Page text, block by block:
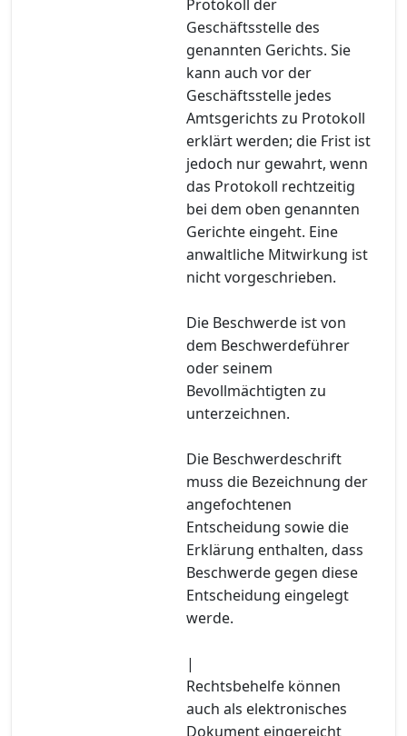
Protokoll der
Geschäftsstelle des
genannten Gerichts. Sie
kann auch vor der
Geschäftsstelle jedes
Amtsgerichts zu Protokoll
erklärt werden; die Frist ist
jedoch nur gewahrt, wenn
das Protokoll rechtzeitig
bei dem oben genannten
Gerichte eingeht. Eine
anwaltliche Mitwirkung ist
nicht vorgeschrieben.
Die Beschwerde ist von
dem Beschwerdeführer
oder seinem
Bevollmächtigten zu
unterzeichnen.
Die Beschwerdeschrift
muss die Bezeichnung der
angefochtenen
Entscheidung sowie die
Erklärung enthalten, dass
Beschwerde gegen diese
Entscheidung eingelegt
werde.
|
Rechtsbehelfe können
auch als elektronisches
Dokument eingereicht